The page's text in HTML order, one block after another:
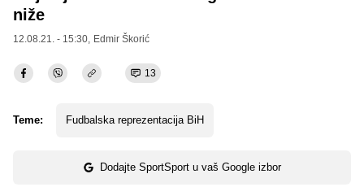
niže
12.08.21. - 15:30, Edmir Škorić
13
Teme: Fudbalska reprezentacija BiH
Dodajte SportSport u vaš Google izbor